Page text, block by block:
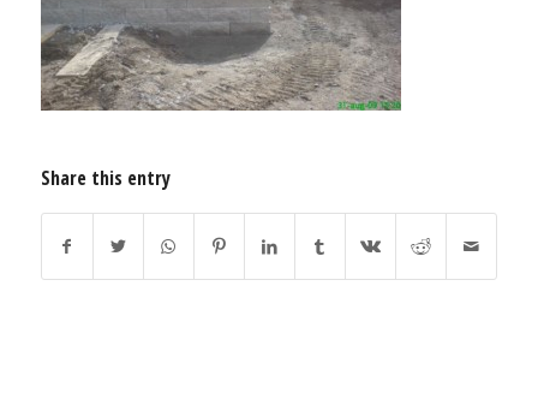
Share this entry